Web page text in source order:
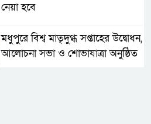
নেয়া হবে
মধুপুরে বিশ্ব মাতৃদুগ্ধ সপ্তাহের উদ্বোধন,
আলোচনা সভা ও শোভাযাত্রা অনুষ্ঠিত